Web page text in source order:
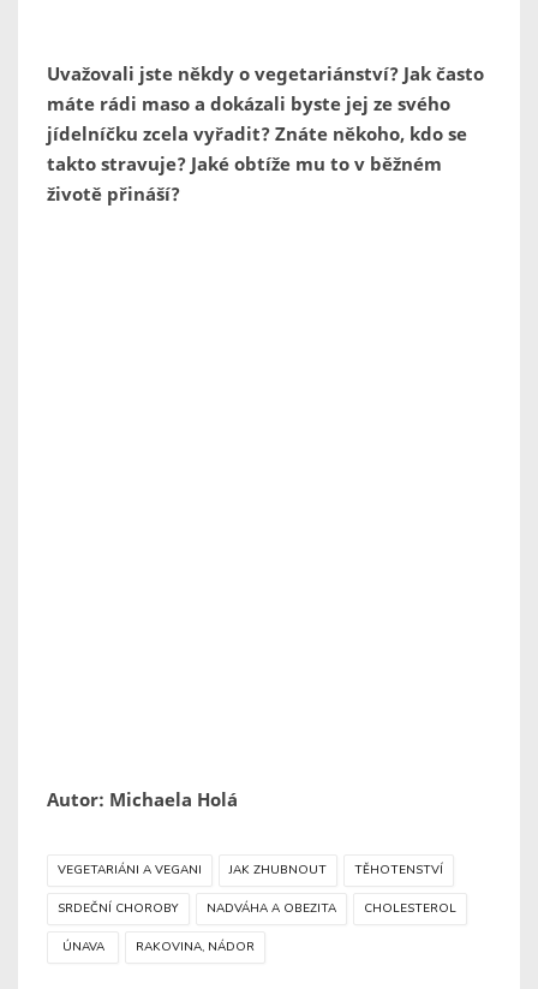
Uvažovali jste někdy o vegetariánství? Jak často
máte rádi maso a dokázali byste jej ze svého
jídelníčku zcela vyřadit? Znáte někoho, kdo se
takto stravuje? Jaké obtíže mu to v běžném
životě přináší?
Autor: Michaela Holá
VEGETARIÁNI A VEGANI JAK ZHUBNOUT TĚHOTENSTVÍ
SRDEČNÍ CHOROBY NADVÁHA A OBEZITA CHOLESTEROL
ÚNAVA RAKOVINA, NÁDOR